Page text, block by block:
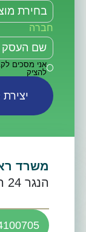
חברה
אני מסכים
להציק
משרד
הנגר 24 הוד השרון